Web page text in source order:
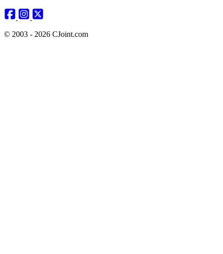
© 2003 - 2026 CJoint.com